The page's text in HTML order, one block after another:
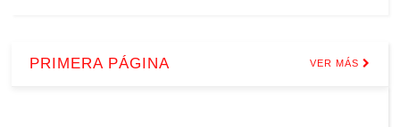
PRIMERA PÁGINA VER MÁS